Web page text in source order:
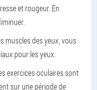
et rougeur. En
muscles des yeux, vous
pour les yeux.
exercices oculaires sont
sur une période de